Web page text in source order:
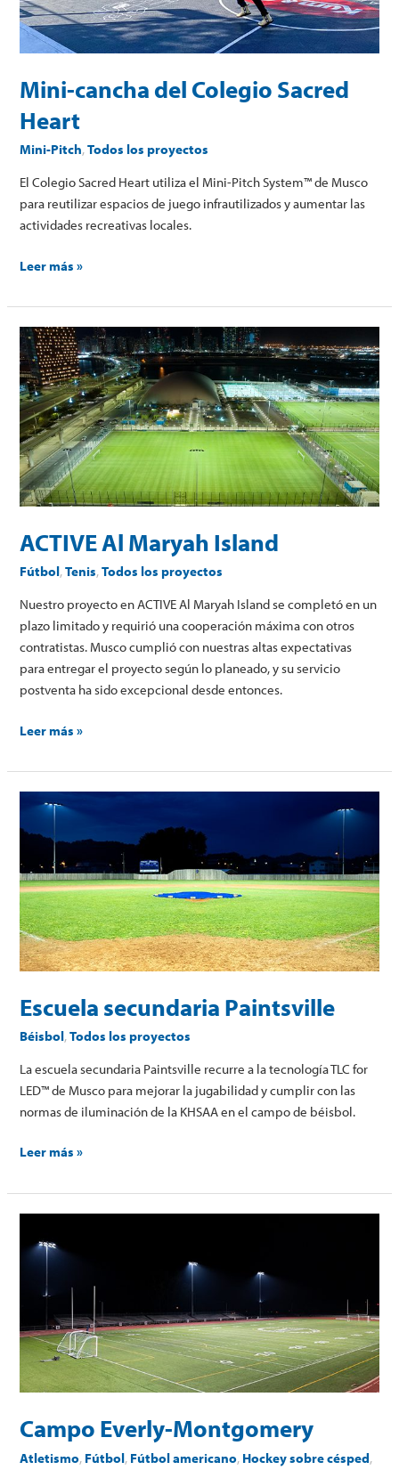
Mini-cancha del Colegio Sacred
Heart
Mini-Pitch,Todos los proyectos
El Colegio Sacred Heart utiliza el Mini-Pitch System™ de Musco
para reutilizar espacios de juego infrautilizados y aumentar las
actividades recreativas locales.
Leer más »
ACTIVE Al Maryah Island
Fútbol,Tenis,Todos los proyectos
Nuestro proyecto en ACTIVE Al Maryah Island se completó en un
plazo limitado y requirió una cooperación máxima con otros
contratistas. Musco cumplió con nuestras altas expectativas
para entregar el proyecto según lo planeado, y su servicio
postventa ha sido excepcional desde entonces.
ACTIVE
Al
Maryah
Island
Leer más »
Escuela secundaria Paintsville
Béisbol,Todos los proyectos
La escuela secundaria Paintsville recurre a la tecnología TLC for
LED™ de Musco para mejorar la jugabilidad y cumplir con las
normas de iluminación de la KHSAA en el campo de béisbol.
Escuela
secundaria
Paintsville
Leer más »
Campo Everly-Montgomery
Atletismo, Fútbol, Fútbol americano, Hockey sobre césped,
Everly-
Montgomery